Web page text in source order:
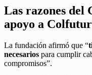
Las razones del
apoyo a
La fundación afirmó que “
necesarios para cumplir
compromisos”.